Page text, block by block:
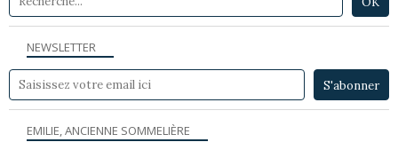
NEWSLETTER
EMILIE, ANCIENNE SOMMELIÈRE